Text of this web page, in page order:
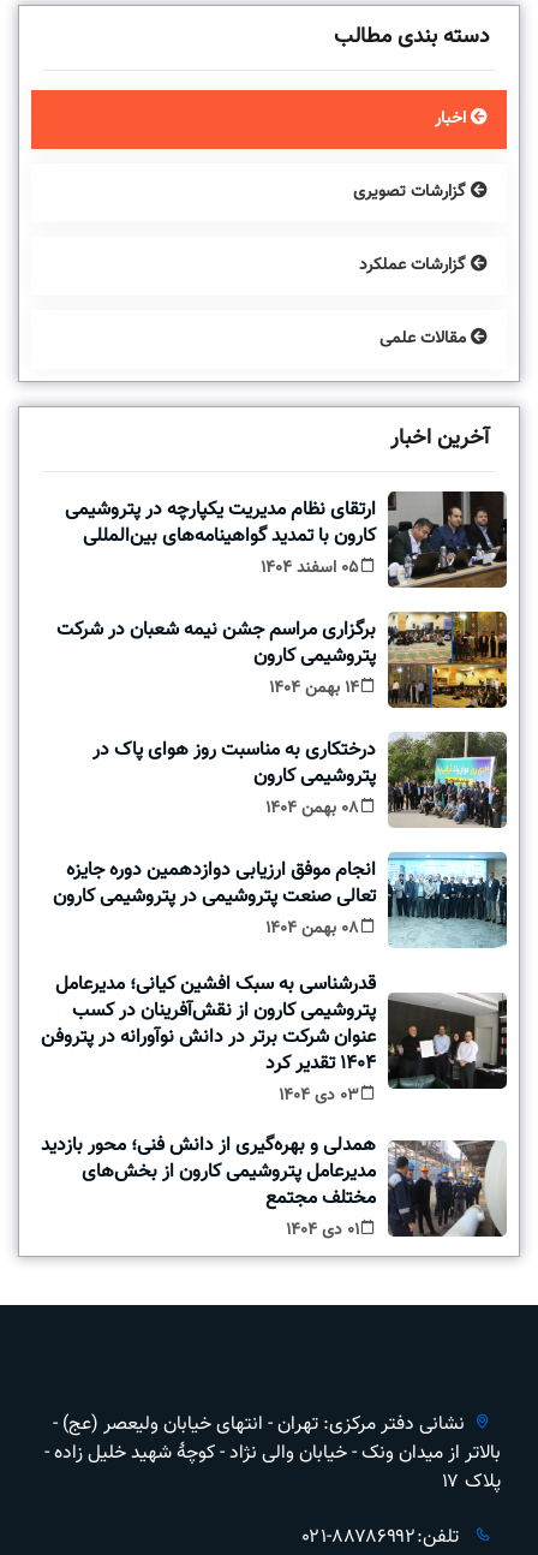
دسته بندی مطالب
اخبار
گزارشات تصویری
گزارشات عملکرد
مقالات علمی
آخرین اخبار
ارتقای نظام مدیریت یکپارچه در پتروشیمی
کارون با تمدید گواهینامه‌های بین‌المللی
05 اسفند 1404
برگزاری مراسم جشن نیمه شعبان در شرکت
پتروشیمی کارون
14 بهمن 1404
درختکاری به مناسبت روز هوای پاک در
پتروشیمی کارون
08 بهمن 1404
انجام موفق ارزیابی دوازدهمین دوره جایزه
تعالی صنعت پتروشیمی در پتروشیمی کارون
08 بهمن 1404
قدرشناسی به سبک افشین کیانی؛ مدیرعامل
پتروشیمی کارون از نقش‌آفرینان در کسب
عنوان شرکت برتر در دانش‌ نوآورانه در پتروفن
1404 تقدیر کرد
03 دی 1404
همدلی و بهره‌گیری از دانش فنی؛ محور بازدید
مدیرعامل پتروشیمی کارون از بخش‌های
مختلف مجتمع
01 دی 1404
نشانی دفتر مرکزی: تهران - انتهای خیابان ولیعصر (عج) -
بالاتر از ميدان ونک - خیابان والی نژاد - کوچهٔ شهید خلیل زاده -
پلاک ۱۷
تلفن:۸۸۷۸۶۹۹۲-۰۲۱